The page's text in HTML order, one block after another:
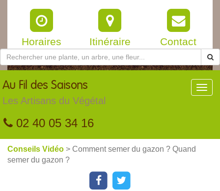
Horaires Itinéraire Contact
Au Fil des Saisons
Les Artisans du Végétal
02 40 05 34 16
Conseils Vidéo > Comment semer du gazon ? Quand
semer du gazon ?